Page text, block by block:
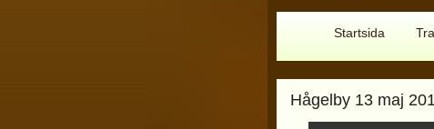
Startsida
Hågelby 13 maj